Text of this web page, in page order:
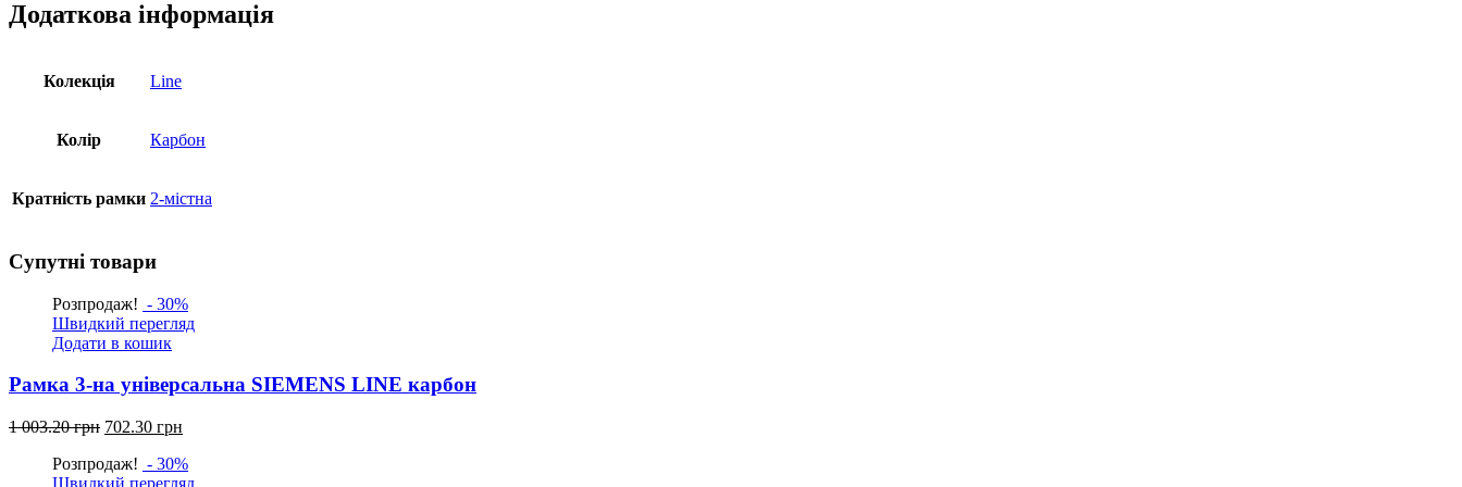
кількість
Додаткова інформація
Колекція Line
Колір Карбон
Кратність рамки 2-містна
Супутні товари
Розпродаж! - 30%
Швидкий перегляд
Додати в кошик
Рамка 3-на універсальна SIEMENS LINE карбон
1 003.20грн Оригінальна
1
702.30 грн
702.30
Розпродаж! - 30%
Швидкий перегляд